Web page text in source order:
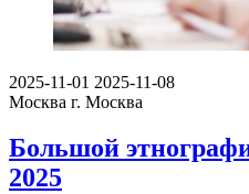
2025-11-01 2025-11-08
Москва г. Москва
Большой
2025